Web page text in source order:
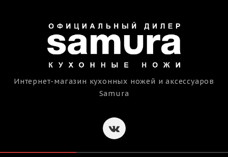
Интернет-магазин кухонных ножей и аксессуаров
Samura